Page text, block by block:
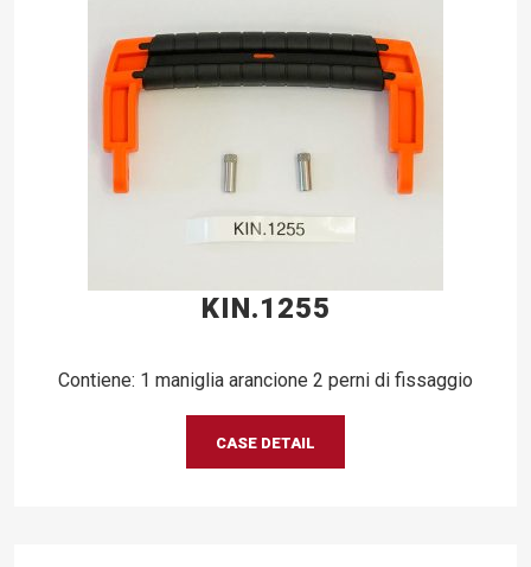
KIN.1255
Contiene: 1 maniglia arancione 2 perni di fissaggio
CASE DETAIL